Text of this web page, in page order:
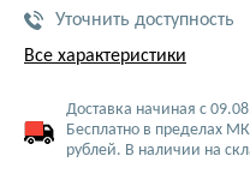
Уточнить доступность
Все характеристики
Доставка начиная с
Бесплатно в пределах
рублей. В наличии на